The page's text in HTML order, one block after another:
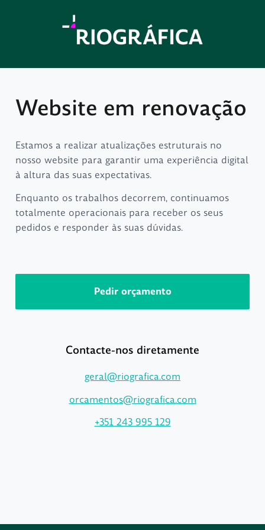
Website em renovação
Estamos a realizar atualizações estruturais no
nosso website para garantir uma experiência digital
à altura das suas expectativas.
Enquanto os trabalhos decorrem, continuamos
totalmente operacionais para receber os seus
pedidos e responder às suas dúvidas.
Pedir orçamento
Contacte-nos diretamente
geral@riografica.com
orcamentos@riografica.com
+351 243 995 129